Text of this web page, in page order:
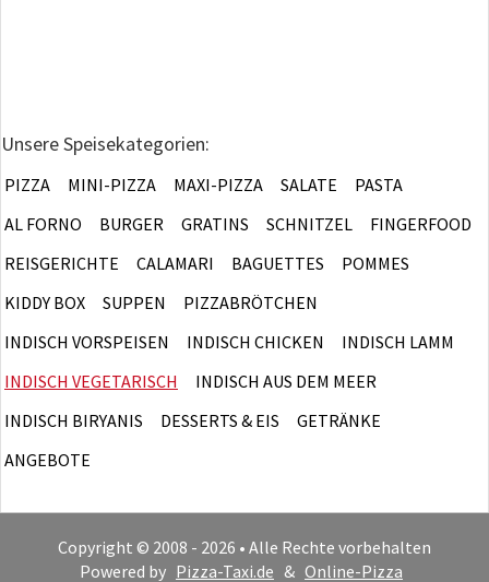
Unsere Speisekategorien:
PIZZA MINI-PIZZA MAXI-PIZZA SALATE
PASTA
AL FORNO
BURGER GRATINS SCHNITZEL
FINGERFOOD
REISGERICHTE
CALAMARI BAGUETTES
POMMES
KIDDY BOX
SUPPEN
PIZZABRÖTCHEN
INDISCH VORSPEISEN
INDISCH CHICKEN
INDISCH LAMM
INDISCH VEGETARISCH
INDISCH AUS DEM MEER
INDISCH BIRYANIS
DESSERTS & EIS
GETRÄNKE
ANGEBOTE
Copyright © 2008 - 2026 • Alle Rechte vorbehalten
Powered by Pizza-Taxi.de & Online-Pizza